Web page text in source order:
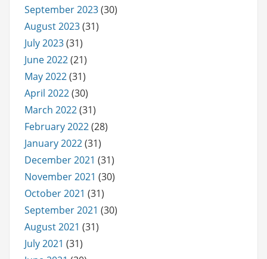
September 2023(30)
August 2023(31)
July 2023(31)
June 2022(21)
May 2022(31)
April 2022(30)
March 2022(31)
February 2022(28)
January 2022(31)
December 2021 (31)
November 2021 (30)
October 2021 (31)
September 2021 (30)
August 2021 (31)
July 2021 (31)